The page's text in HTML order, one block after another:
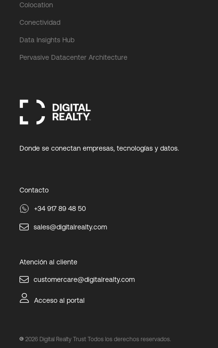
Colocation
Conectividad
Data Insights Hub
Pervasive Datacenter Architecture
Donde se conectan empresas, tecnologías y datos.
Contacto
+34 917 89 48 50
sales@digitalrealty.com
Atención al cliente
customercare@digitalrealty.com
Acceso al portal
2026 Digital Realty Trust Todos los derechos reservados.